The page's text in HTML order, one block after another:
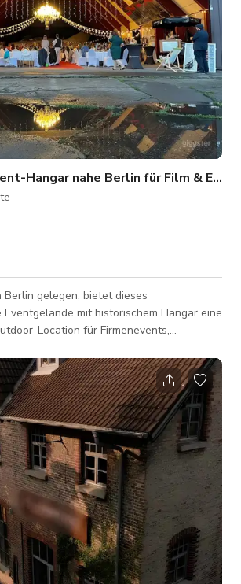
Historischer Event-Hangar nahe Berlin für Film & Events
gelegen, bietet dieses
mit historischem Hangar eine
Location für Firmenevents,
Außengelände
Charme mit einzigartigen
und schafft eine besondere Atmosphäre
und unvergessliche Events.
together im Freien oder große F